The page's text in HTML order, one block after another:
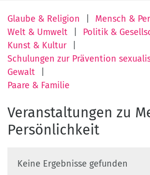
Glaube & Religion
Mensch &
Welt & Umwelt
Politik &
Kunst & Kultur
Schulungen zur Prävention
Gewalt
Paare & Familie
Veranstaltungen zu
Persönlichkeit
Keine Ergebnisse gefunden